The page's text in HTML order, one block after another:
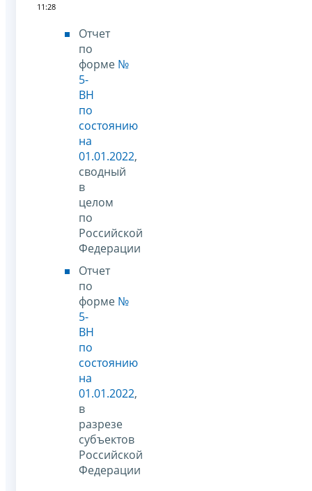
11:28
Отчет
по
форме №
5-
ВН
по
состоянию
на
01.01.2022,
сводный
в
целом
по
Российской
Федерации
Отчет
по
форме №
5-
ВН
по
состоянию
на
01.01.2022,
в
разрезе
субъектов
Российской
Федерации